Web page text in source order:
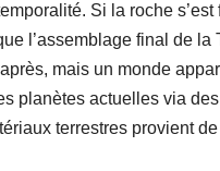
Si la roche
l’assemblage final de la
mais un monde
planètes actuelles via
terrestres provient